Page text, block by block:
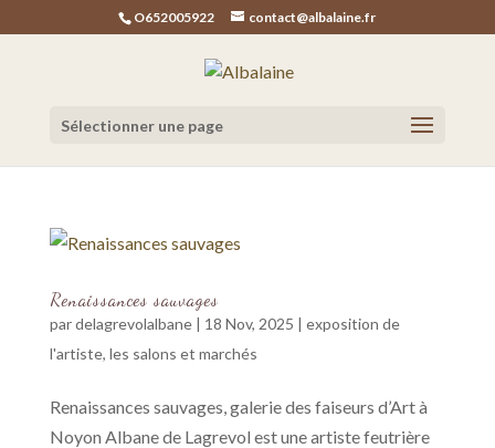
O652005922 contact@albalaine.fr
Sélectionner une page
Renaissances sauvages
pardelagrevolalbane| 18 Nov, 2025 | exposition de
l'artiste, les salons et marchés
Renaissances sauvages, galerie des faiseurs d’Art à
Noyon Albane de Lagrevol est une artiste feutrière